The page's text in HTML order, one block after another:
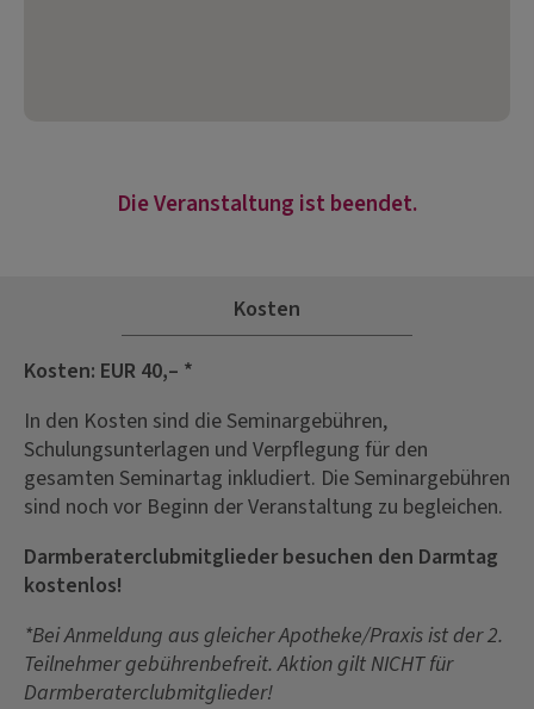
Die Veranstaltung ist beendet.
Kosten
Kosten: EUR 40,– *
In den Kosten sind die Seminargebühren,
Schulungsunterlagen und Verpflegung für den
gesamten Seminartag inkludiert. Die Seminargebühren
sind noch vor Beginn der Veranstaltung zu begleichen.
Darmberaterclubmitglieder besuchen den Darmtag
kostenlos!
*Bei Anmeldung aus gleicher Apotheke/Praxis ist der 2.
Teilnehmer gebührenbefreit. Aktion gilt NICHT für
Darmberaterclubmitglieder!